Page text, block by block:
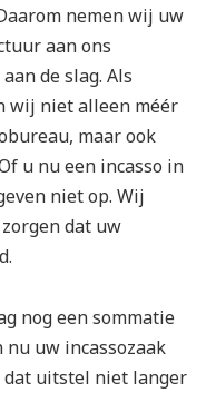
nemen wij uw
aan ons
de slag. Als
wij niet alleen méér
maar ook
u nu een incasso in
niet op. Wij
dat uw
nog een sommatie
uw incassozaak
dat uitstel niet langer